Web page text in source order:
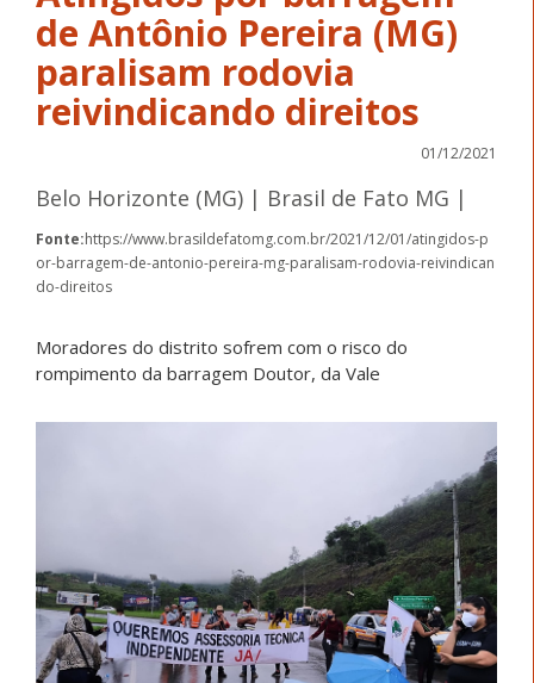
de Antônio Pereira (MG)
paralisam rodovia
reivindicando direitos
01/12/2021
Belo Horizonte (MG) | Brasil de Fato MG |
Fonte:https://www.brasildefatomg.com.br/2021/12/01/atingidos-p
or-barragem-de-antonio-pereira-mg-paralisam-rodovia-reivindican
do-direitos
Moradores do distrito sofrem com o risco do
rompimento da barragem Doutor, da Vale